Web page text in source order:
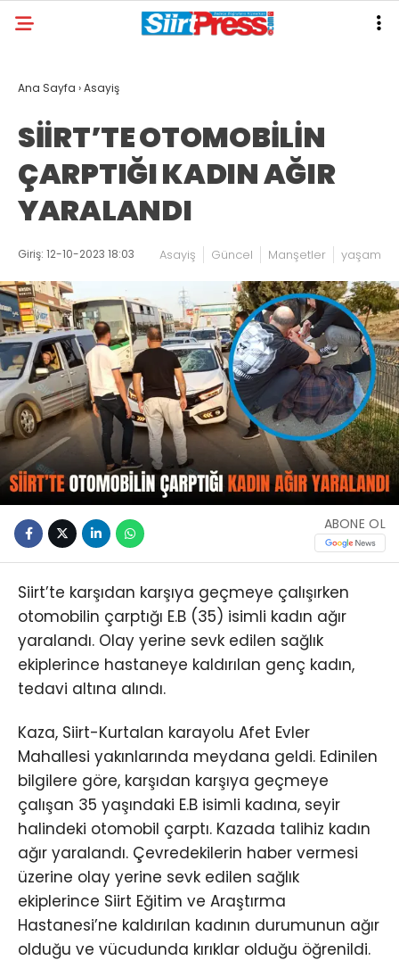
Ana Sayfa ›Asayiş
SİİRT’TE OTOMOBİLİN
ÇARPTIĞI KADIN AĞIR
YARALANDI
Giriş: 12-10-2023 18:03 Asayiş Güncel Manşetler yaşam
ABONE OL
Siirt’te karşıdan karşıya geçmeye çalışırken
otomobilin çarptığı E.B (35) isimli kadın ağır
yaralandı. Olay yerine sevk edilen sağlık
ekiplerince hastaneye kaldırılan genç kadın,
tedavi altına alındı.
Kaza, Siirt-Kurtalan karayolu Afet Evler
Mahallesi yakınlarında meydana geldi. Edinilen
bilgilere göre, karşıdan karşıya geçmeye
çalışan 35 yaşındaki E.B isimli kadına, seyir
halindeki otomobil çarptı. Kazada talihiz kadın
ağır yaralandı. Çevredekilerin haber vermesi
üzerine olay yerine sevk edilen sağlık
ekiplerince Siirt Eğitim ve Araştırma
Hastanesi’ne kaldırılan kadının durumunun ağır
olduğu ve vücudunda kırıklar olduğu öğrenildi.